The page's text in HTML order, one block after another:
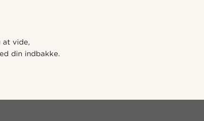
at vide,
din indbakke.